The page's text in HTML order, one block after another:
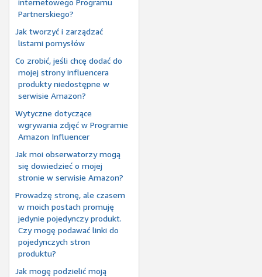
internetowego Programu
Partnerskiego?
Jak tworzyć i zarządzać
listami pomysłów
Co zrobić, jeśli chcę dodać do
mojej strony influencera
produkty niedostępne w
serwisie Amazon?
Wytyczne dotyczące
wgrywania zdjęć w Programie
Amazon Influencer
Jak moi obserwatorzy mogą
się dowiedzieć o mojej
stronie w serwisie Amazon?
Prowadzę stronę, ale czasem
w moich postach promuję
jedynie pojedynczy produkt.
Czy mogę podawać linki do
pojedynczych stron
produktu?
Jak mogę podzielić moją